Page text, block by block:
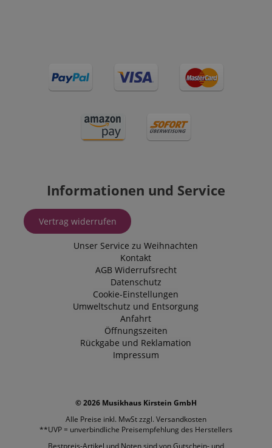
Informationen und Service
Vertrag widerrufen
Unser Service zu Weihnachten
Kontakt
AGB Widerrufsrecht
Datenschutz
Cookie-Einstellungen
Umweltschutz und Entsorgung
Anfahrt
Öffnungszeiten
Rückgabe und Reklamation
Impressum
© 2026 Musikhaus Kirstein GmbH
Alle Preise inkl. MwSt zzgl. Versandkosten
**UVP = unverbindliche Preisempfehlung des Herstellers